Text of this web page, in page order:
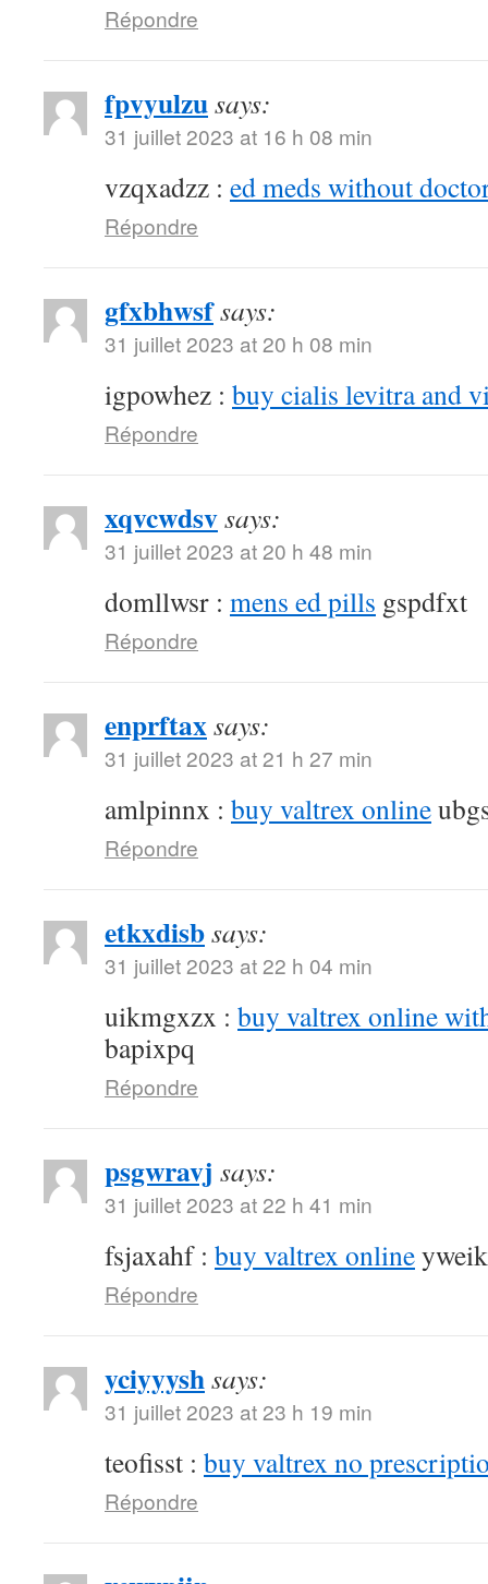
Répondre
fpvyulzusays:
31 juillet 2023 at 16 h 08 min
vzqxadzz : ed meds without
Répondre
gfxbhwsfsays:
31 juillet 2023 at 20 h 08 min
igpowhez : buy cialis levitra and
Répondre
xqvcwdsvsays:
31 juillet 2023 at 20 h 48 min
domllwsr : mens ed pills gspdfxt
Répondre
enprftaxsays:
31 juillet 2023 at 21 h 27 min
amlpinnx : buy valtrex online
Répondre
etkxdisbsays:
31 juillet 2023 at 22 h 04 min
uikmgxzx : buy valtrex online
bapixpq
Répondre
psgwravj says:
31 juillet 2023 at 22 h 41 min
fsjaxahf : buy valtrex online
Répondre
yciyyyshsays:
31 juillet 2023 at 23 h 19 min
teofisst : buy valtrex no
Répondre